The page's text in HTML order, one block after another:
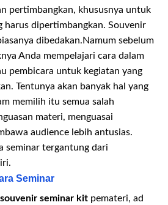
pertimbangkan, khususnya untuk
harus dipertimbangkan. Souvenir
dibedakan.Namum sebelum
Anda mempelajari cara dalam
pembicara untuk kegiatan yang
Tentunya akan banyak hal yang
memilih itu semua salah
materi, menguasai
audience lebih antusias.
seminar tergantung dari
Seminar
souvenir seminar kit pemateri, ad